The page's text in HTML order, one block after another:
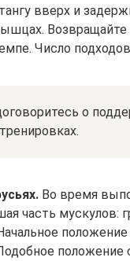
вверх и
Число
о
Во время
часть мускулов:
Подобное